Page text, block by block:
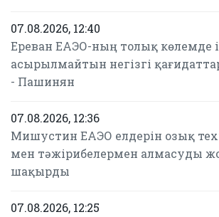
07.08.2026, 12:40
Ереван ЕАЭО-ның толық көлемде
асырылмайтын негізгі
- Пашинян
07.08.2026, 12:36
Мишустин ЕАЭО елдерін озық
мен тәжірибелермен алмасуды
шақырды
07.08.2026, 12:25